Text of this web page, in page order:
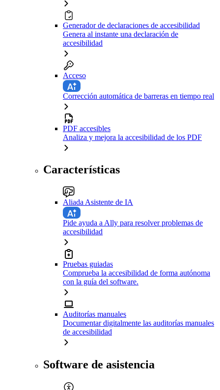
Generador de declaraciones de accesibilidad
Genera al instante una declaración de
accesibilidad
Acceso
Corrección automática de barreras en tiempo real
PDF accesibles
Analiza y mejora la accesibilidad de los PDF
Características
Aliada Asistente de IA
Pide ayuda a Ally para resolver problemas de
accesibilidad
Pruebas guiadas
Comprueba la accesibilidad de forma autónoma
con la guía del software.
Auditorías manuales
Documentar digitalmente las auditorías manuales
de accesibilidad
Software de asistencia